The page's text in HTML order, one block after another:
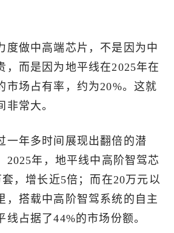
度做中高端芯片，不是因为中
，而是因为地平线在2025年在
市场占有率，约为20%。这就
非常大。
一年多时间展现出翻倍的潜
2025年，地平线中高阶智驾芯
，增长近5倍；而在20万元以
，搭载中高阶智驾系统的自主
线占据了44%的市场份额。